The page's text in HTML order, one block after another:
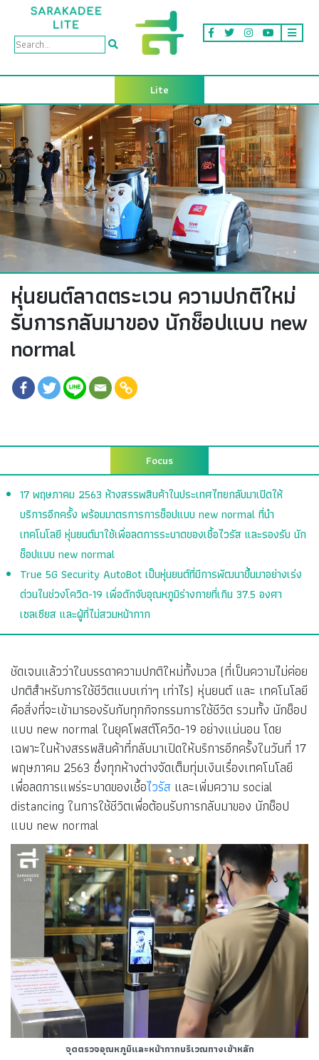
Lite
หุ่นยนต์ลาดตระเวน ความปกติใหม่
รับการกลับมาของ นักช็อปแบบ new
normal
Focus
17 พฤษภาคม 2563 ห้างสรรพสินค้าในประเทศไทยกลับมาเปิดให้
บริการอีกครั้ง พร้อมมาตรการการช็อปแบบ new normal ที่นำ
เทคโนโลยี หุ่นยนต์มาใช้เพื่อลดการระบาดของเชื้อไวรัส และรองรับ นัก
ช็อปแบบ new normal
True 5G Security AutoBot เป็นหุ่นยนต์ที่มีการพัฒนาขึ้นมาอย่างเร่ง
ด่วนในช่วงโควิด-19 เพื่อดักจับอุณหภูมิร่างกายที่เกิน 37.5 องศา
เซลเซียส และผู้ที่ไม่สวมหน้ากาก
ชัดเจนแล้วว่าในบรรดาความปกติใหม่ทั้งมวล (ที่เป็นความไม่ค่อย
ปกติสำหรับการใช้ชีวิตแบบเก่าๆ เท่าไร) หุ่นยนต์ และ เทคโนโลยี
คือสิ่งที่จะเข้ามารองรับกับทุกกิจกรรมการใช้ชีวิต รวมทั้ง นักช็อป
แบบ new normal ในยุคโพสต์โควิด-19 อย่างแน่นอน โดย
เฉพาะในห้างสรรพสินค้าที่กลับมาเปิดให้บริการอีกครั้งในวันที่ 17
พฤษภาคม 2563 ซึ่งทุกห้างต่างจัดเต็มทุ่มเงินเรื่องเทคโนโลยี
เพื่อลดการแพร่ระบาดของเชื้อไวรัส และเพิ่มความ social
distancing ในการใช้ชีวิตเพื่อต้อนรับการกลับมาของ นักช็อป
แบบ new normal
จุดตรวจอุณหภูมิและหน้ากากบริเวณทางเข้าหลัก